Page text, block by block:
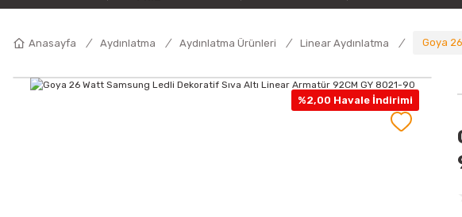
Anasayfa Aydınlatma Aydınlatma Ürünleri Linear Aydınlatma Goya
%2,00 Havale İndirimi